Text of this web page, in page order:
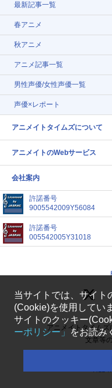
最新記事一覧
春アニメ
秋アニメ
アニメ記事一覧
男性声優/女性声優一覧
声優×レポート
アニメイトタイムズについて
アニメイトのWebサービス
会社案内
許諾番号
9005542009Y56084
許諾番号
005542005Y31018
アニメイトタイムズ
文章等
ALL
当サイトでは、サイト
(Cookie)を使用してい
サイトのクッキー
ーポリシー」
をお読み